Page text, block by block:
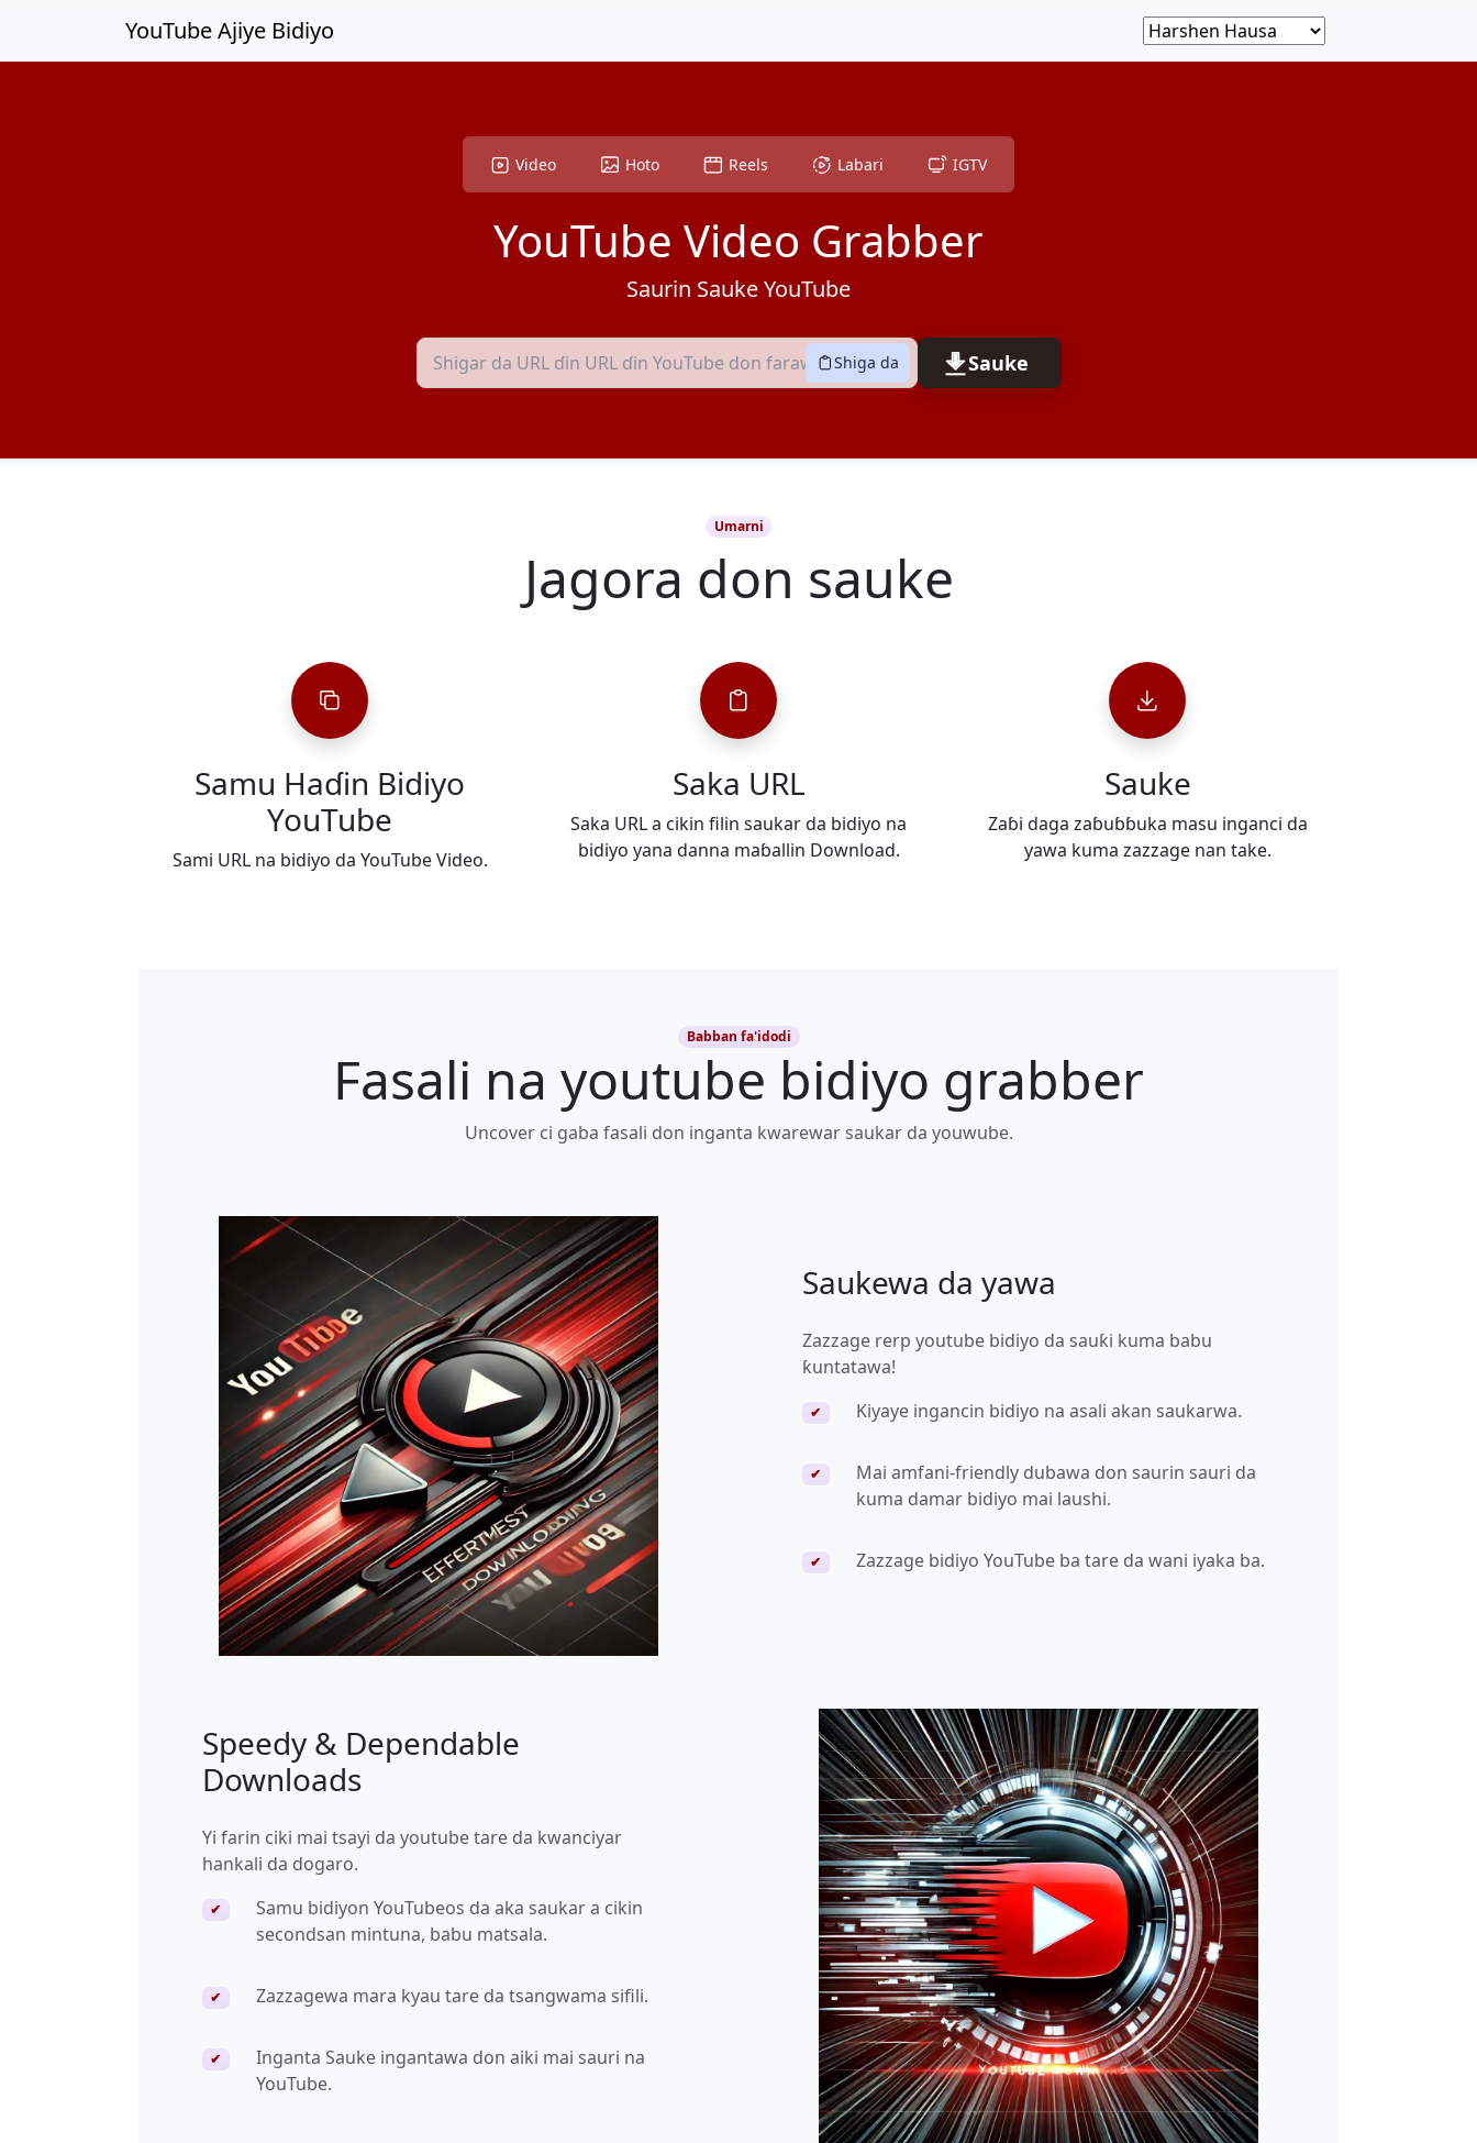
YouTube Ajiye Bidiyo
Video Hoto Reels Labari IGTV
YouTube Video Grabber
Saurin Sauke YouTube
Shiga da Sauke
Umarni
Jagora don sauke
Samu Haɗin Bidiyo
YouTube
Sami URL na bidiyo da YouTube Video.
Saka URL
Saka URL a cikin filin saukar da bidiyo na
bidiyo yana danna maɓallin Download.
Sauke
Zaɓi daga zaɓuɓɓuka masu inganci da
yawa kuma zazzage nan take.
Babban fa'idodi
Fasali na youtube bidiyo grabber
Uncover ci gaba fasali don inganta kwarewar saukar da youwube.
Saukewa da yawa
Zazzage rerp youtube bidiyo da sauƙi kuma babu
ƙuntatawa!
✔ Kiyaye ingancin bidiyo na asali akan saukarwa.
✔
Mai amfani-friendly dubawa don saurin sauri da
kuma damar bidiyo mai laushi.
✔ Zazzage bidiyo YouTube ba tare da wani iyaka ba.
Speedy & Dependable
Downloads
Yi farin ciki mai tsayi da youtube tare da kwanciyar
hankali da dogaro.
✔
Samu bidiyon YouTubeos da aka saukar a cikin
secondsan mintuna, babu matsala.
✔ Zazzagewa mara kyau tare da tsangwama sifili.
✔
Inganta Sauke ingantawa don aiki mai sauri na
YouTube.